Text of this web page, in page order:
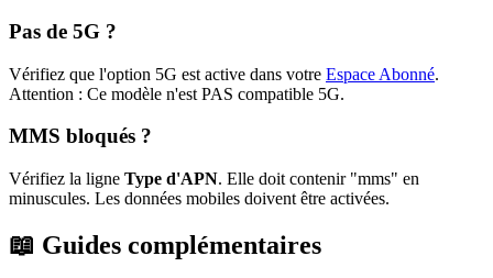
Pas de 5G ?
Vérifiez que l'option 5G est active dans votre Espace Abonné.
Attention : Ce modèle n'est PAS compatible 5G.
MMS bloqués ?
Vérifiez la ligne Type d'APN. Elle doit contenir "mms" en
minuscules. Les données mobiles doivent être activées.
📖 Guides complémentaires